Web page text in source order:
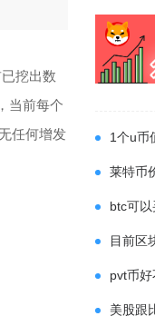
挖出数
当前每个
任何增发
1个u币
莱特币
btc可
目前区
pvt币
美股跟